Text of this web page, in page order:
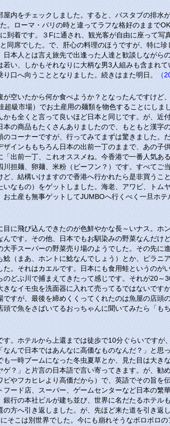
内をチェックしました。すると、バスタブの排
。ローマ・パリの時と違ってラフな格好のままで
に到着です。３Fに通され、観光客が自由に座って写
同席でした。で、肝心の料理のほうですが、特に
本人とは言え旅先で出逢った人達と歓談しなが
い、しかもそれなりに大柄な男3人組みも含まれ
口へ向うこととなりました。続きはまた明日。（
空いたから何か食べようか？となったんですけど
超級市場）でお土産用の麺類を物色することにし
も全くと言って良いほど日本と同じです。が、
の商品もたくさんありましたので、もともと漢
コーナーですが、行ってみてまずは驚きました。
インももちろん日本の出前一丁のままで、あの
出前一丁、これオススメね。今香港で一番人気
担麺、卵麺、米粉（ビーフン？）です。すべて
、結構いけますので香港へ行かれたら是非買う
なもの）をゲットしました。海老、アワビ、ト
お土産も無事ゲットしてJUMBOへ行くべく一旦ホテ
に飛び込んできたのが色鮮やかな長～いナス。
です。その他、日本でもお馴染みの野菜なんだ
手スーパーの野菜売り場のようでした。その先
（まあ、ホントに鯰なんでしょう）とか、ピラ
。それはカエルです。日本にも食用蛙というの
どぶ川で捕まえてきたって感じです。それが20
なイモ虫を洗面器に入れて売ってるではないで
すが、最後を締めくくってくれたのは魚屋の店
で魚をさばいてるおっちゃんに聞いてみたら「
。ホテルから上還までは徒歩で10分ぐらいです
んで日本ではあんなに高価なものなんだ？」と思
一時ブームになった冬虫夏草とか、見た目は大
？」と片言の日本語で言い寄ってきます。が、
やフカヒレより高価だから）で、英語でその旨を
ード店、スーパー、ゲームセンターなど日本の
行の本社ビルが建ち並び、世界に名だたるホテ
方へ引き返しました。が、先ほど来た道を引き
そこは別世界でした。今にも崩れそうなボロボロ